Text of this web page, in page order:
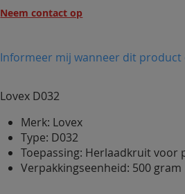
Neem contact op
Informeer mij wanneer dit product
Lovex D032
Merk: Lovex
Type: D032
Toepassing: Herlaadkruit
Verpakkingseenheid: 500 gram